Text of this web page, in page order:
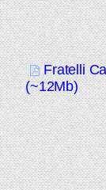
Fratelli
(~12Mb)